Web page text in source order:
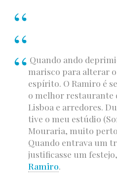
Quando ando
marisco para alterar
espírito. O Ramiro é
o melhor restaurante
Lisboa e arredores.
tive o meu estúdio
Mouraria, muito
Quando entrava um
justificasse um
Ramiro.